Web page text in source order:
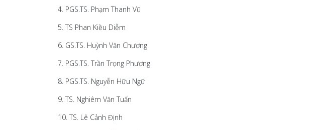
4. PGS.TS. Phạm Thanh Vũ
5. TS Phan Kiều Diễm
6. GS.TS. Huỳnh Văn Chương
7. PGS.TS. Trần Trọng Phương
8. PGS.TS. Nguyễn Hữu Ngữ
9. TS. Nghiêm Văn Tuấn
10. TS. Lê Cảnh Định